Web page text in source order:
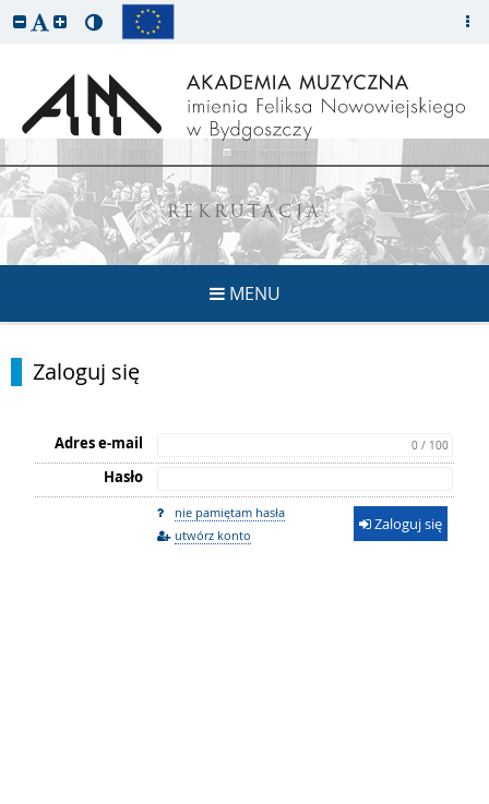
REKRUTACJA
MENU
Zaloguj się
Adres e-mail 0 / 100
Hasło
nie pamiętam hasła
utwórz konto
Zaloguj się